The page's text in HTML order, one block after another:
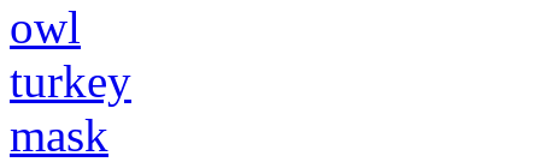
owl
turkey
mask